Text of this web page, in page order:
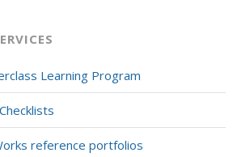
Learning Program
reference portfolios